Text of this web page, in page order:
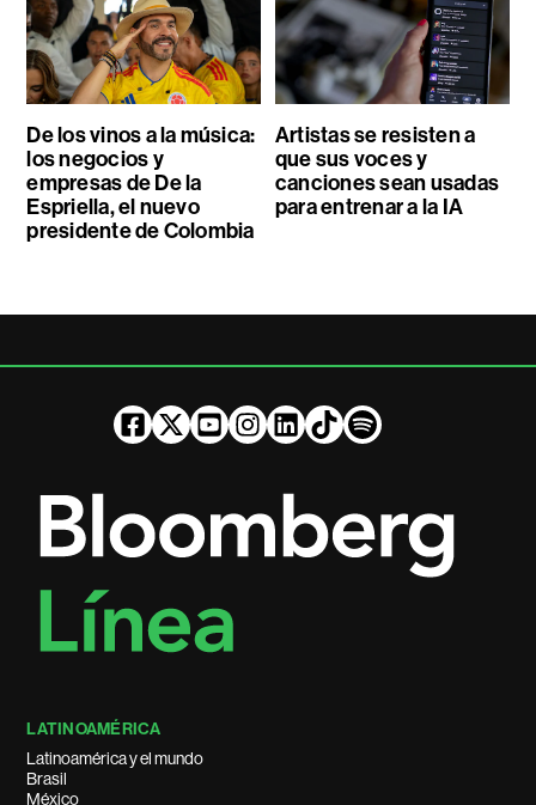
De los vinos a la música:
los negocios y
empresas de De la
Espriella, el nuevo
presidente de Colombia
Artistas se resisten a
que sus voces y
canciones sean usadas
para entrenar a la IA
LATINOAMÉRICA
Latinoamérica y el mundo
Brasil
México